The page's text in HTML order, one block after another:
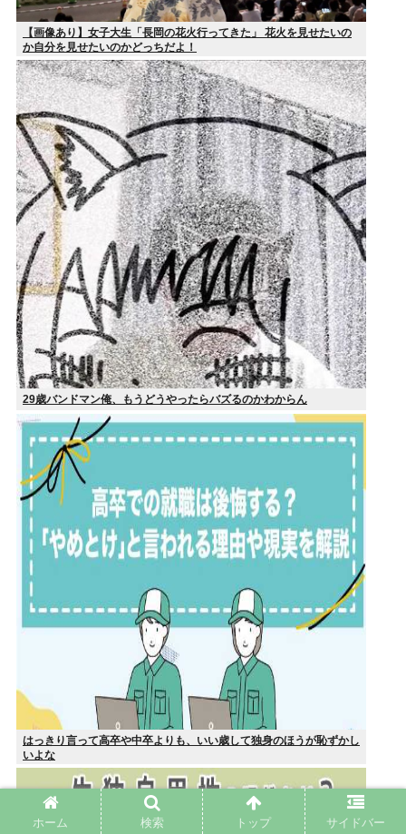
【画像あり】女子大生「長岡の花火行ってきた」 花火を見せたいの
か自分を見せたいのかどっちだよ！
29歳バンドマン俺、もうどうやったらバズるのかわからん
はっきり言って高卒や中卒よりも、いい歳して独身のほうが恥ずかし
いよな
ホーム 検索 トップ サイドバー